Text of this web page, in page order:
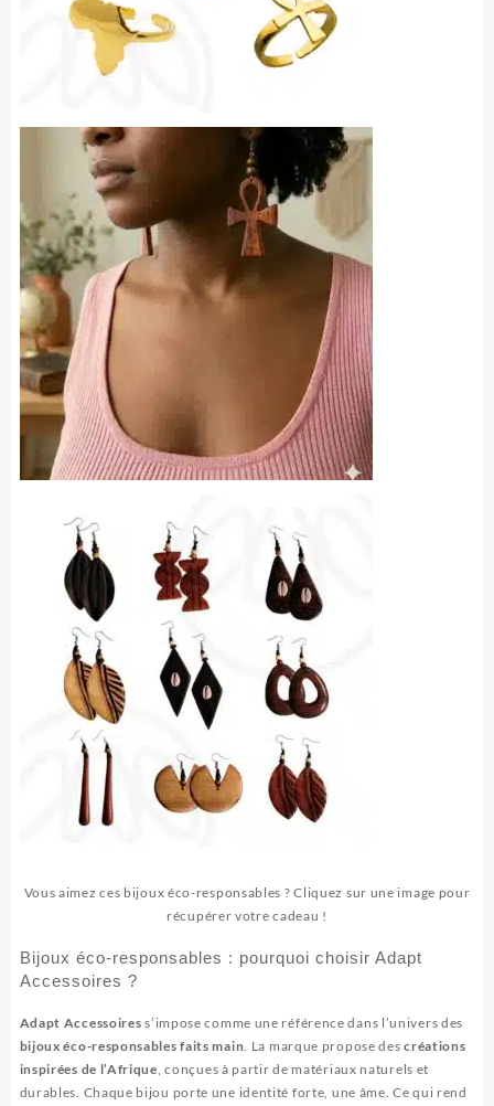
Vous aimez ces bijoux éco-responsables ? Cliquez sur une image pour
récupérer votre cadeau !
Bijoux éco-responsables : pourquoi choisir Adapt
Accessoires ?
Adapt Accessoires s’impose comme une référence dans l’univers des
bijoux éco-responsables faits main. La marque propose descréations
inspirées de l’Afrique, conçues à partir de matériaux naturels et
durables. Chaque bijou porte une identité forte, une âme. Ce qui rend